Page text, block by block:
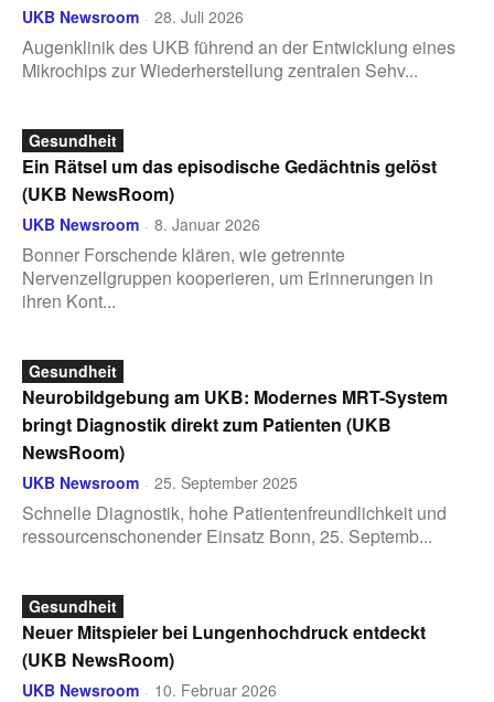
UKB Newsroom - 28. Juli 2026
Augenklinik des UKB führend an der Entwicklung eines
Mikrochips zur Wiederherstellung zentralen Sehv...
Gesundheit
Ein Rätsel um das episodische Gedächtnis gelöst
(UKB NewsRoom)
UKB Newsroom - 8. Januar 2026
Bonner Forschende klären, wie getrennte
Nervenzellgruppen kooperieren, um Erinnerungen in
ihren Kont...
Gesundheit
Neurobildgebung am UKB: Modernes MRT-System
bringt Diagnostik direkt zum Patienten (UKB
NewsRoom)
UKB Newsroom - 25. September 2025
Schnelle Diagnostik, hohe Patientenfreundlichkeit und
ressourcenschonender Einsatz Bonn, 25. Septemb...
Gesundheit
Neuer Mitspieler bei Lungenhochdruck entdeckt
(UKB NewsRoom)
UKB Newsroom - 10. Februar 2026